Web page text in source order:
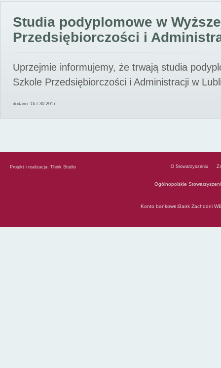
Studia podyplomowe w
Przedsiębiorczości i
Uprzejmie informujemy, że trwają studia
Szkole Przedsiębiorczości i Administracji w
dodano: Oct 30 2017
Projekt i realizacja: Think Studio O Stowarzyszeniu
Ogólnopolskie
Konto bankowe:Bank Zachodni